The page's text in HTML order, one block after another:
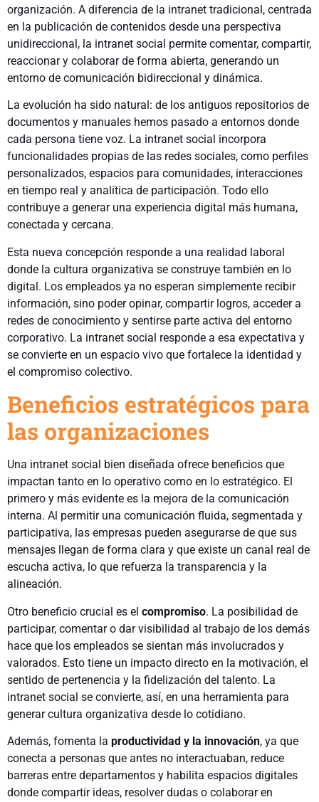
organización. A diferencia de la intranet tradicional, centrada
en la publicación de contenidos desde una perspectiva
unidireccional, la intranet social permite comentar, compartir,
reaccionar y colaborar de forma abierta, generando un
entorno de comunicación bidireccional y dinámica.
La evolución ha sido natural: de los antiguos repositorios de
documentos y manuales hemos pasado a entornos donde
cada persona tiene voz. La intranet social incorpora
funcionalidades propias de las redes sociales, como perfiles
personalizados, espacios para comunidades, interacciones
en tiempo real y analítica de participación. Todo ello
contribuye a generar una experiencia digital más humana,
conectada y cercana.
Esta nueva concepción responde a una realidad laboral
donde la cultura organizativa se construye también en lo
digital. Los empleados ya no esperan simplemente recibir
información, sino poder opinar, compartir logros, acceder a
redes de conocimiento y sentirse parte activa del entorno
corporativo. La intranet social responde a esa expectativa y
se convierte en un espacio vivo que fortalece la identidad y
el compromiso colectivo.
Beneficios estratégicos para
las organizaciones
Una intranet social bien diseñada ofrece beneficios que
impactan tanto en lo operativo como en lo estratégico. El
primero y más evidente es la mejora de la comunicación
interna. Al permitir una comunicación fluida, segmentada y
participativa, las empresas pueden asegurarse de que sus
mensajes llegan de forma clara y que existe un canal real de
escucha activa, lo que refuerza la transparencia y la
alineación.
Otro beneficio crucial es el compromiso. La posibilidad de
participar, comentar o dar visibilidad al trabajo de los demás
hace que los empleados se sientan más involucrados y
valorados. Esto tiene un impacto directo en la motivación, el
sentido de pertenencia y la fidelización del talento. La
intranet social se convierte, así, en una herramienta para
generar cultura organizativa desde lo cotidiano.
Además, fomenta la productividad y la innovación, ya que
conecta a personas que antes no interactuaban, reduce
barreras entre departamentos y habilita espacios digitales
donde compartir ideas, resolver dudas o colaborar en